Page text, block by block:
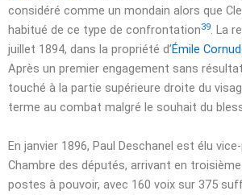
considéré comme un mondain alors que
habitué de ce type de confrontation39. La
juillet 1894, dans la propriété d’Émile
Après un premier engagement sans
touché à la partie supérieure droite du
terme au combat malgré le souhait du
En janvier 1896, Paul Deschanel est élu
Chambre des députés, arrivant en
postes à pouvoir, avec 160 voix sur 375